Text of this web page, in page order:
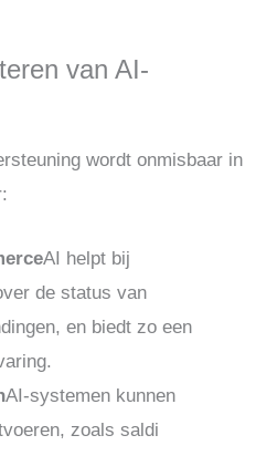
van AI-
wordt onmisbaar in
AI helpt bij
de status van
en biedt zo een
AI-systemen kunnen
zoals saldi